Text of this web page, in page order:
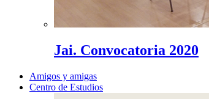
Jai. Convocatoria 2020
Amigos y amigas
Centro de Estudios